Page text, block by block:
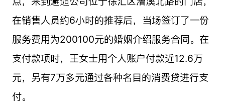
在销售人员约6小时的推荐后，当场签订了一份
服务费用为200100元的婚姻介绍服务合同。在
支付款项时，王女士用个人账户付款近12.6万
元，另有7万多元通过各种名目的消费贷进行支
付。